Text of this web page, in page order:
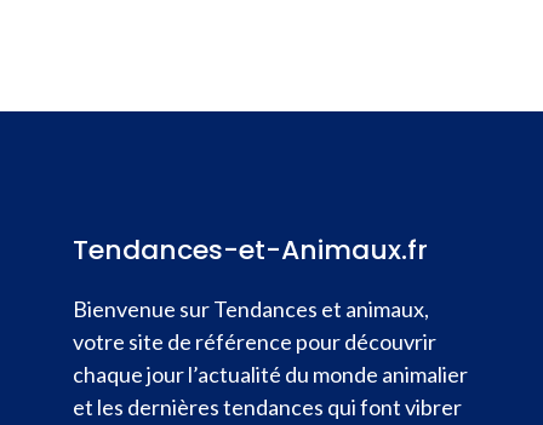
Tendances-et-Animaux.fr
Bienvenue sur Tendances et animaux,
votre site de référence pour découvrir
chaque jour l’actualité du monde animalier
et les dernières tendances qui font vibrer